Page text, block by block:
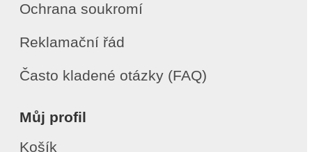
Ochrana soukromí
Reklamační řád
Často kladené otázky (FAQ)
Můj profil
Košík